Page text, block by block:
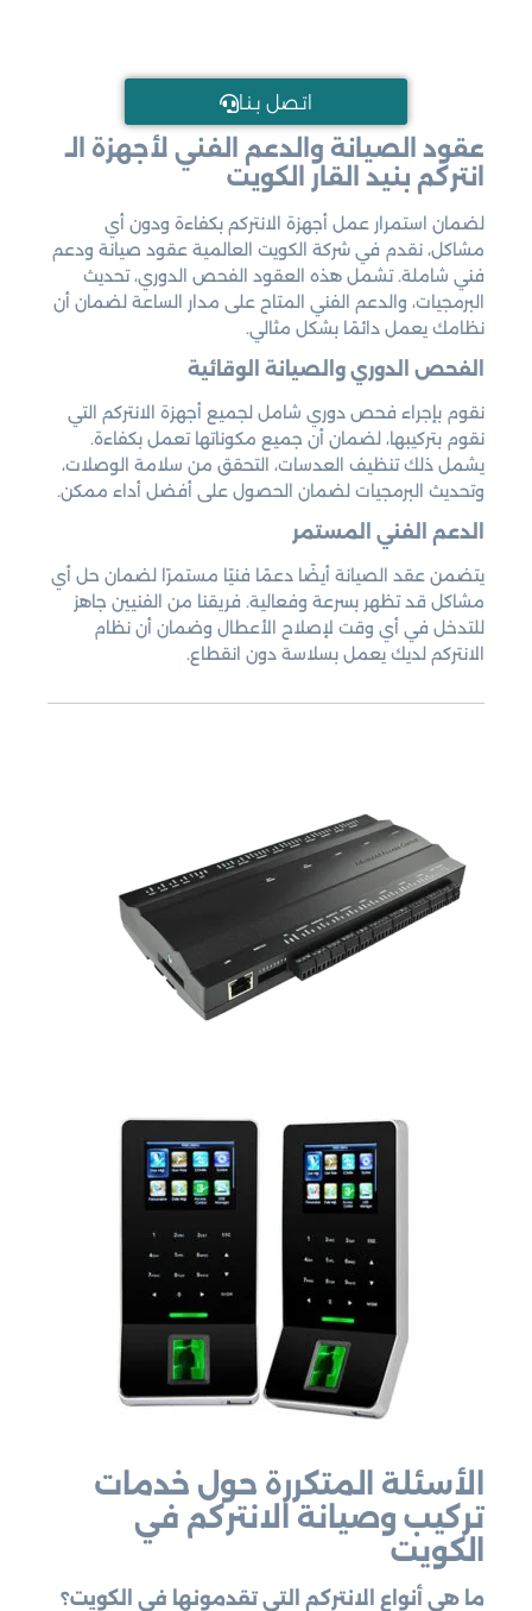
اتـصل بـنـا
عقود الصيانة والدعم الفني لأجهزة الـ
انتركم بنيد القار الكويت
لضمان استمرار عمل أجهزة الانتركم بكفاءة ودون أي
مشاكل، نقدم في شركة الكويت العالمية عقود صيانة ودعم
فني شاملة. تشمل هذه العقود الفحص الدوري، تحديث
البرمجيات، والدعم الفني المتاح على مدار الساعة لضمان أن
نظامك يعمل دائمًا بشكل مثالي.
الفحص الدوري والصيانة الوقائية
نقوم بإجراء فحص دوري شامل لجميع أجهزة الانتركم التي
نقوم بتركيبها، لضمان أن جميع مكوناتها تعمل بكفاءة.
يشمل ذلك تنظيف العدسات، التحقق من سلامة الوصلات،
وتحديث البرمجيات لضمان الحصول على أفضل أداء ممكن.
الدعم الفني المستمر
يتضمن عقد الصيانة أيضًا دعمًا فنيًا مستمرًا لضمان حل أي
مشاكل قد تظهر بسرعة وفعالية. فريقنا من الفنيين جاهز
للتدخل في أي وقت لإصلاح الأعطال وضمان أن نظام
الانتركم لديك يعمل بسلاسة دون انقطاع.
الأسئلة المتكررة حول خدمات
تركيب وصيانة الانتركم في
الكويت
ما هي أنواع الانتركم التي تقدمونها في الكويت؟